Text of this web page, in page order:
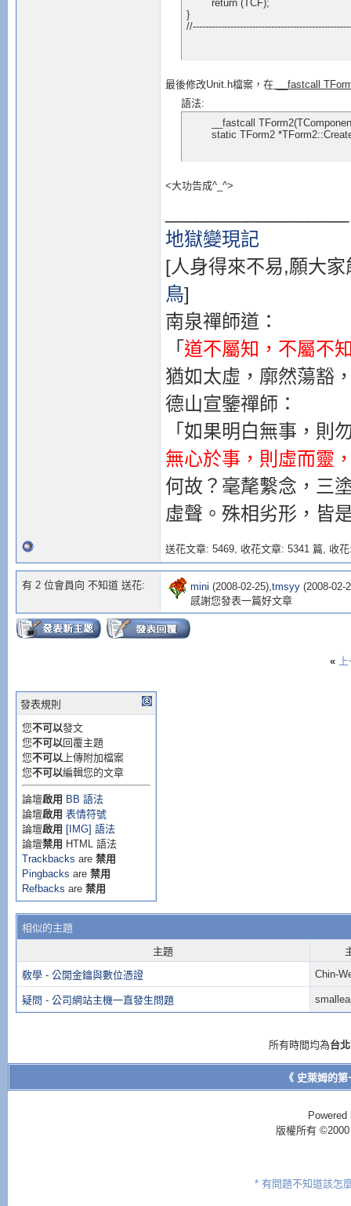
}
最後修改Unit.h檔案，在__fastcall
語法:
static TForm2
<大功告成^_^>
地獄變現記
[人身得來不易,願大
鳥]
南泉禪師道：
「 道不屬知，不屬不
猶如太虛，廓然蕩豁
德山宣鑒禪師：
「如果明白無事，則
無心於事，則虛而靈
何故？毫氂繫念，三
虛聲。殊相劣形，皆
送花文章: 5469, 收花文章: 5341 篇, 收
有 2 位會員向 不知道 送花: mini (2008-02-25),tmsyy(2008-02-
感謝您發表一篇好文章
«
發表規則
您不可以發文
您不可以回覆主題
您不可以上傳附加檔案
您不可以編輯您的文章
論壇啟用 BB 語法
論壇啟用 表情符號
論壇啟用 [IMG] 語法
論壇禁用 HTML 語法
Trackbacks are 禁用
Pingbacks are 禁用
Refbacks are 禁用
相似的主題
主題
敎學 - 公開金鑰與數位憑證
Chin-
疑問 - 公司網站主機一直發生問題
所有時間均為台
《 史萊姆的
版權所有
* 有問題不知道該怎